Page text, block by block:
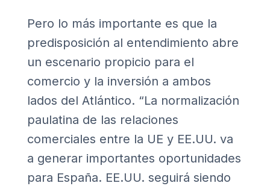
Pero lo más importante es que la
predisposición al entendimiento abre
un escenario propicio para el
comercio y la inversión a ambos
lados del Atlántico. “La normalización
paulatina de las relaciones
comerciales entre la UE y EE.UU. va
a generar importantes oportunidades
para España. EE.UU. seguirá siendo